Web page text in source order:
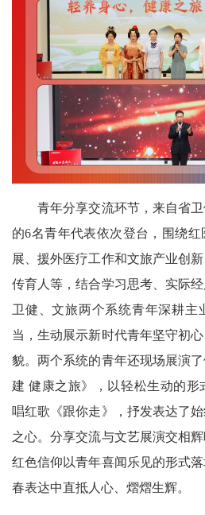
青年分享交流环节，来自省卫
的6名青年代表依次登台，围绕
展、援外医疗工作和文旅产业创
传育人等，结合学习思考、实际
卫健、文旅两个系统青年深耕主
当，生动展示新时代青年坚守初
貌。两个系统的青年还现场展演
建 健康之旅》，以轻松生动的
唱红歌《跟你走》，抒发表达了
之心。分享交流与文艺展演交相
红色信仰以青年喜闻乐见的形式
春表达中直抵人心、熠熠生辉。